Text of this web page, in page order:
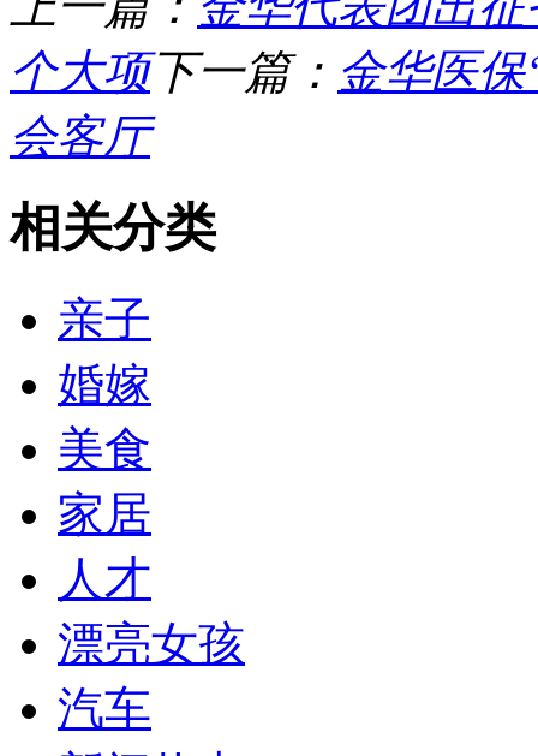
个大项下一篇： 金华医
会客厅
相关分类
亲子
婚嫁
美食
家居
人才
漂亮女孩
汽车